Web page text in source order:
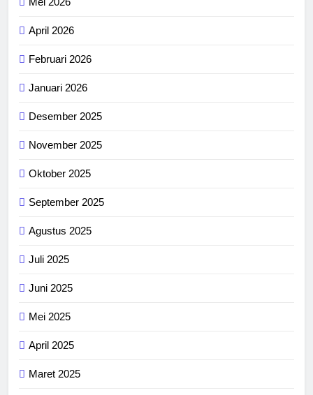
April 2026
Februari 2026
Januari 2026
Desember 2025
November 2025
Oktober 2025
September 2025
Agustus 2025
Juli 2025
Juni 2025
Mei 2025
April 2025
Maret 2025